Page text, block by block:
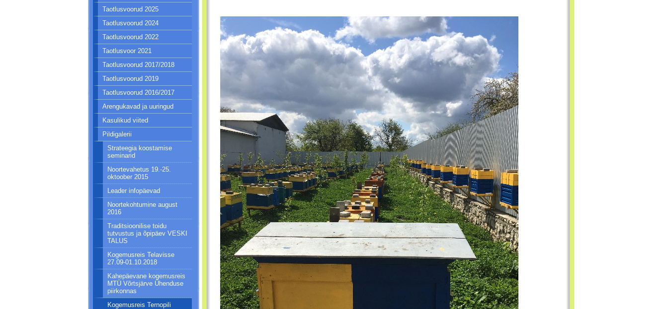
Taotlusvoorud 2025
Taotlusvoorud 2024
Taotlusvoorud 2022
Taotlusvoor 2021
Taotlusvoorud 2017/2018
Taotlusvoorud 2019
Taotlusvoorud 2016/2017
Arengukavad ja uuringud
Kasulikud viited
Pildigalerii
Strateegia koostamise
seminarid
Noortevahetus 19.-25.
oktoober 2015
Leader infopäevad
Noortekohtumine august
2016
Traditsioonilise toidu
tutvustus ja õpipäev VESKI
TALUS
Kogemusreis Telavisse
27.09-01.10.2018
Kahepäevane kogemusreis
MTÜ Võrtsjärve Ühenduse
piirkonnas
Kogemusreis Ternopili